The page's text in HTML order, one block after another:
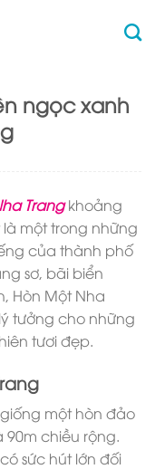
ngọc xanh
Trangkhoảng
một trong những
của thành phố
sơ, bãi biển
Hòn Một Nha
tưởng cho những
tươi đẹp.
một hòn đảo
90m chiều rộng.
sức hút lớn đối